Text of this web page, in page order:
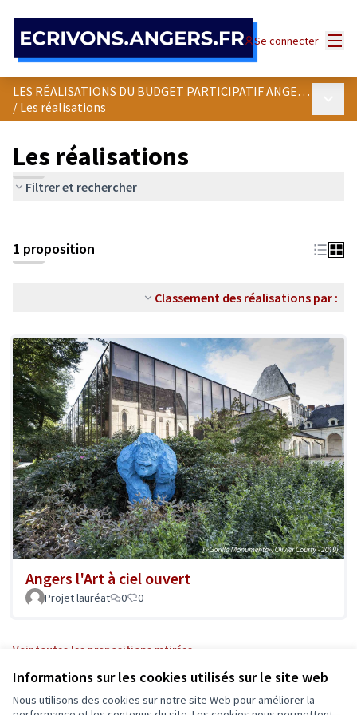
Informations sur les cookies utilisés sur le site web
Nous utilisons des cookies sur notre site Web pour améliorer la
Se connecter
LES RÉALISATIONS DU BUDGET PARTICIPATIF ANGEVIN
/ Les réalisations
Les réalisations
Filtrer et rechercher
1 proposition
Classement des réalisations par :
Angers l'Art à ciel ouvert
Projet lauréat 0 0
Voir toutes les propositions retirées